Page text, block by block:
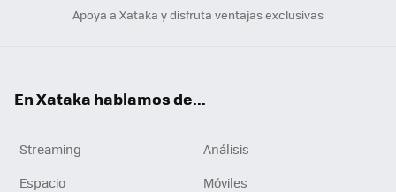
Apoya a Xataka y disfruta ventajas exclusivas
En Xataka hablamos de...
Streaming
Análisis
Espacio
Móviles